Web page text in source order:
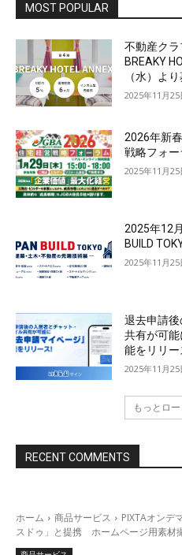
MOST POPULAR
不動産ク
BREAKY
（水）よ
2025年11月25
2026年新
戦略フォ
2025年11月25
2025年12
BUILD
2025年11月25
退去申請
共有が可
能をリリ
2025年11月25
もっとロ
RECENT COMMENTS